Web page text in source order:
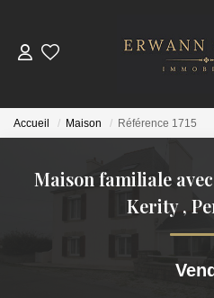
Accueil Maison Référence 1715
Maison familiale
Kerity,